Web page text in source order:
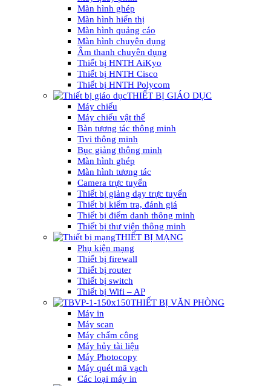
Màn hình ghép
Màn hình hiển thị
Màn hình quảng cáo
Màn hình chuyên dụng
Âm thanh chuyên dụng
Thiết bị HNTH AiKyo
Thiết bị HNTH Cisco
Thiết bị HNTH Polycom
THIẾT BỊ GIÁO DỤC
Máy chiếu
Máy chiếu vật thể
Bàn tương tác thông minh
Tivi thông minh
Bục giảng thông minh
Màn hình ghép
Màn hình tương tác
Camera trực tuyến
Thiết bị giảng dạy trực tuyến
Thiết bị kiểm tra, đánh giá
Thiết bị điểm danh thông minh
Thiết bị thư viện thông minh
THIẾT BỊ MẠNG
Phụ kiện mạng
Thiết bị firewall
Thiết bị router
Thiết bị switch
Thiết bị Wifi – AP
THIẾT BỊ VĂN PHÒNG
Máy in
Máy scan
Máy chấm công
Máy hủy tài liệu
Máy Photocopy
Máy quét mã vạch
Các loại máy in